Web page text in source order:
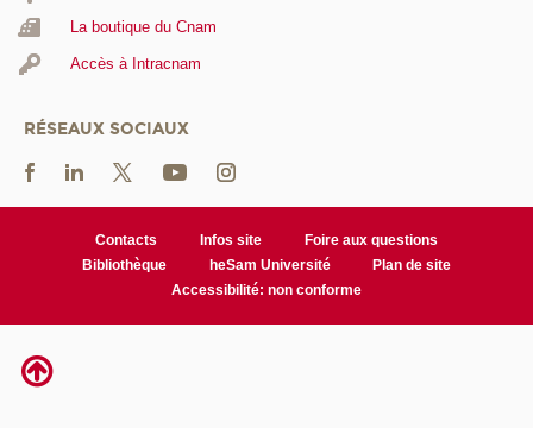
La boutique du Cnam
Accès à Intracnam
RÉSEAUX SOCIAUX
Contacts Infos site
Foire aux questions
Bibliothèque
heSam Université
Plan de site
Accessibilité: non conforme